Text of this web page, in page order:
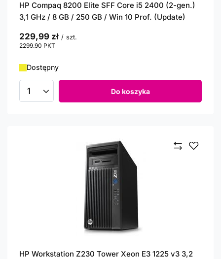
HP Compaq 8200 Elite SFF Core i5 2400 (2-gen.)
3,1 GHz / 8 GB / 250 GB / Win 10 Prof. (Update)
229,99 zł / szt.
2299.90 PKT
Dostępny
Ilość produktów Do koszyka
HP Workstation Z230 Tower Xeon E3 1225 v3 3,2